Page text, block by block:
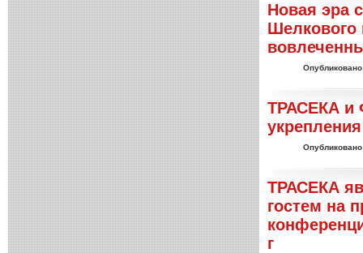
Новая эра
Шелкового
ТРАСЕКА и
ТРАСЕКА
гостем на
г